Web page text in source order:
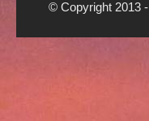
© Copyright 2013 -